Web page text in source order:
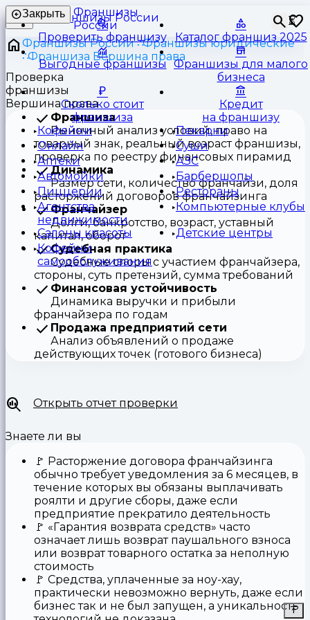
Франшизы
России
⏳
Закрыть
Проверить франшизу Каталог франшиз 2025
Выгодные франшизы
Франшизы для малого
бизнеса
Сколько стоит
франшиза
Кредит
на франшизу
Кофейни
Пекарни
Онлайн
Суши
Аптеки
АЗС
Автомойки
Барбершопы
Пиццерии
Рестораны
Агентства
недвижимости
Компьютерные клубы
Салоны красоты
Детские центры
Кофейни
самообслуживания
Франшизы России
Франшизы юридические
Франшиза Вершина права
Проверка
франшизы
Вершина права
Франшиза
Рыночный анализ условий, право на
товарный знак, реальный возраст франшизы,
проверка по реестру финансовых пирамид
Динамика
Размер сети, количество франчайзи, доля
расторжений договоров франчайзинга
Франчайзер
Долги, банкротство, возраст, уставный
капитал, оборот
Судебная практика
Судебные споры с участием франчайзера,
стороны, суть претензий, сумма требований
Финансовая устойчивость
Динамика выручки и прибыли
франчайзера по годам
Продажа предприятий сети
Анализ объявлений о продаже
действующих точек (готового бизнеса)
Открыть отчет проверки
Знаете ли вы
🚩 Расторжение договора франчайзинга
обычно требует уведомления за 6 месяцев, в
течение которых вы обязаны выплачивать
роялти и другие сборы, даже если
предприятие прекратило деятельность
🚩 «Гарантия возврата средств» часто
означает лишь возврат паушального взноса
или возврат товарного остатка за неполную
стоимость
🚩 Средства, уплаченные за ноу-хау,
практически невозможно вернуть, даже если
бизнес так и не был запущен, а уникальность